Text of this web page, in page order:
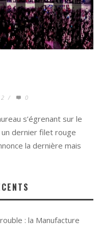
/ 0
s’égrenant sur le
dernier filet rouge
la dernière mais
: la Manufacture